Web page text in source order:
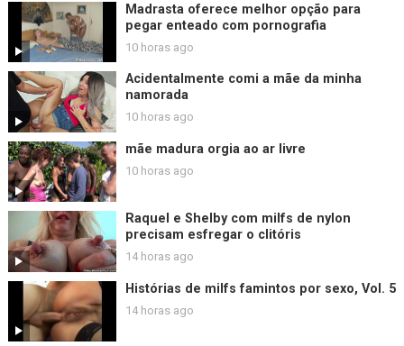
Madrasta oferece melhor opção para
pegar enteado com pornografia
10 horas ago
Acidentalmente comi a mãe da minha
namorada
10 horas ago
mãe madura orgia ao ar livre
10 horas ago
Raquel e Shelby com milfs de nylon
precisam esfregar o clitóris
14 horas ago
Histórias de milfs famintos por sexo, Vol. 5
14 horas ago